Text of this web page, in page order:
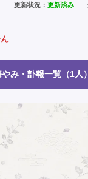
更新状況：更新済み
み・訃報一覧（1人